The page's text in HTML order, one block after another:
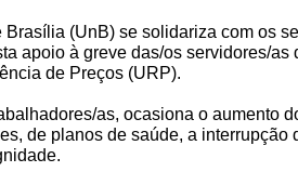
(UnB) se solidariza com os
apoio à greve das/os servidores/
de Preços (URP).
as, ocasiona o aumento
de planos de saúde, a interrupção